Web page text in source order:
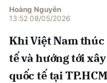
Hoàng Nguyễn
13:52 08/05/2026
Khi Việt Nam
tế và hướng tới
quốc tế tại